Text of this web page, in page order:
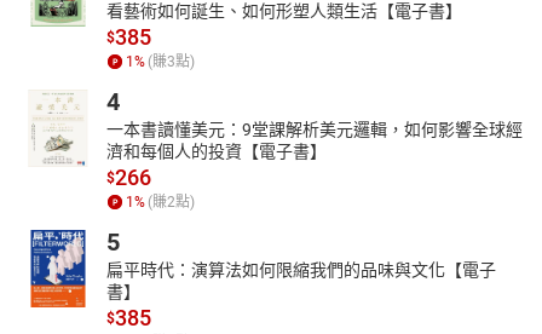
1-6 Latent/VAE/Sampler相關節點
第二節 修復與放大圖形
2-1 Image2Image（I2I）
2-2 UpscaleModels+HiresFix
2-3 SDUpscale/TiledUpscale
2-4 ApplyControlnet+HiresFix
2-5 ControlnetTile
2-6 SUPIR
3-1 臉部修復（FaceDetailer）
3-2 人物臉部更換（Reactor）
3-3 風格與要素混合（IPAdapter）概述
看藝術如何誕生、如何形塑人類生活【電子書】
$385
1 % (賺3點)
4
一本書讀懂美元：9堂課解析美元邏輯，如何影響全球經
濟和每個人的投資【電子書】
$266
1 % (賺2點)
5
扁平時代：演算法如何限縮我們的品味與文化【電子
書】
$385